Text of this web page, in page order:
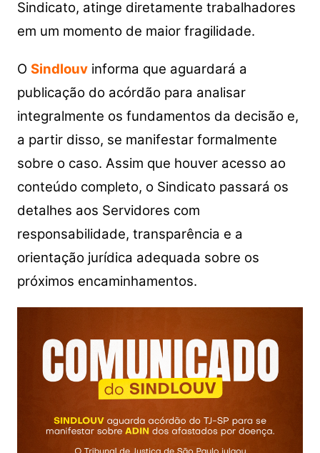
Sindicato, atinge diretamente trabalhadores
em um momento de maior fragilidade.
O Sindlouvinforma que aguardará a
publicação do acórdão para analisar
integralmente os fundamentos da decisão e,
a partir disso, se manifestar formalmente
sobre o caso. Assim que houver acesso ao
conteúdo completo, o Sindicato passará os
detalhes aos Servidores com
responsabilidade, transparência e a
orientação jurídica adequada sobre os
próximos encaminhamentos.